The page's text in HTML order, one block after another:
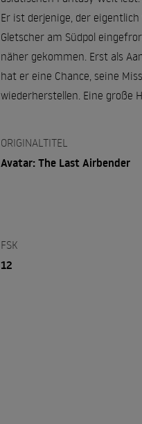
Er ist derjenige, der
Gletscher am Südpol
näher gekommen. Erst als
hat er eine Chance, seine
wiederherstellen. Eine große
ORIGINALTITEL
Avatar: The Last Airbender
FSK
12